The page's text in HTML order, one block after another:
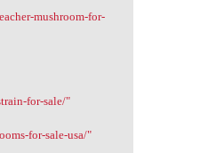
mushroom-for-
for-sale/"
for-sale-usa/"